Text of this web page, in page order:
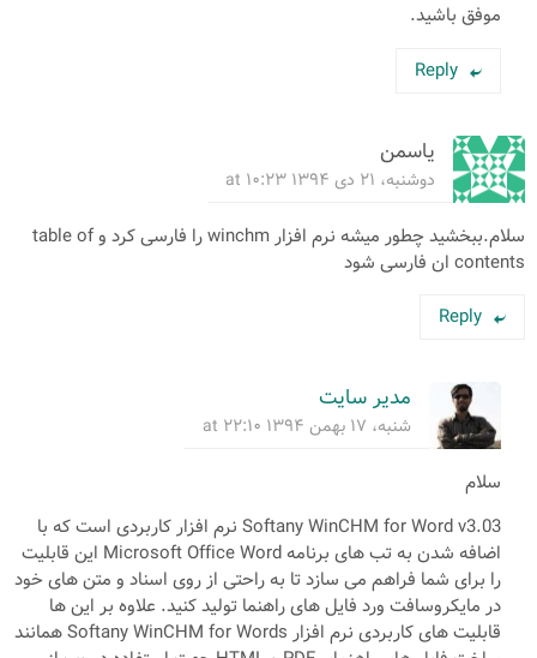
موفق باشید.
Reply
یاسمن
دوشنبه، ۲۱ دی ۱۳۹۴ at ۱۰:۲۳
سلام.ببخشید چطور میشه نرم افزار winchm را فارسی کرد و table of
contents ان فارسی شود
Reply
مدیر سایت
شنبه، ۱۷ بهمن ۱۳۹۴ at ۲۲:۱۰
سلام
Softany WinCHM for Word v3.03 نرم افزار کاربردی است که با
اضافه شدن به تب های برنامه Microsoft Office Word این قابلیت
را برای شما فراهم می سازد تا به راحتی از روی اسناد و متن های خود
در مایکروسافت ورد فایل های راهنما تولید کنید. علاوه بر این ها
قابلیت های کاربردی نرم افزار Softany WinCHM for Words همانند